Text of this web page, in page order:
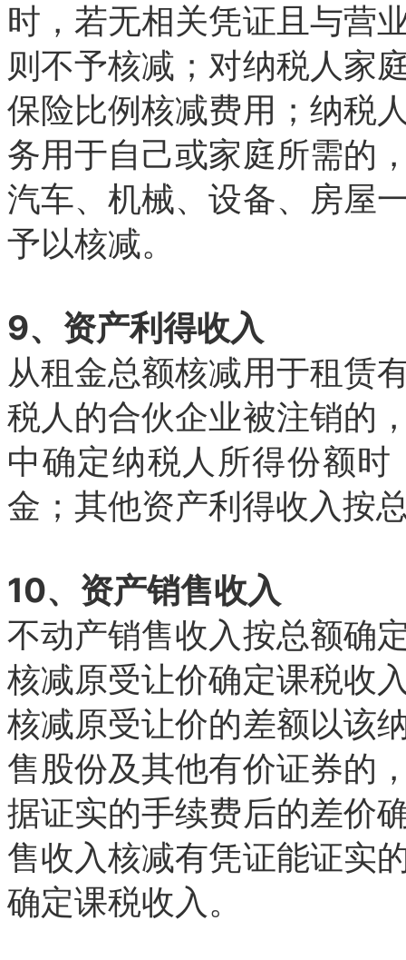
时，若无相关凭证且与营
则不予核减；对纳税人家
保险比例核减费用；纳税
务用于自己或家庭所需的
汽车、机械、设备、房屋
予以核减。
9、资产利得收入
从租金总额核减用于租赁
税人的合伙企业被注销的
中确定纳税人所得份额
金；其他资产利得收入按
10、资产销售收入
不动产销售收入按总额确
核减原受让价确定课税收
核减原受让价的差额以该
售股份及其他有价证券的
据证实的手续费后的差价
售收入核减有凭证能证实
确定课税收入。